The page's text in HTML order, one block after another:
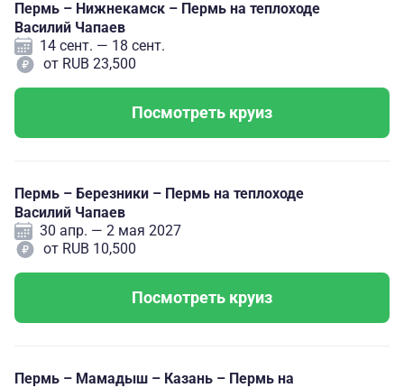
Пермь – Нижнекамск – Пермь на теплоходе
Василий Чапаев
14 сент. — 18 сент.
от RUB 23,500
Посмотреть круиз
Пермь – Березники – Пермь на теплоходе
Василий Чапаев
30 апр. — 2 мая 2027
от RUB 10,500
Посмотреть круиз
Пермь – Мамадыш – Казань – Пермь на